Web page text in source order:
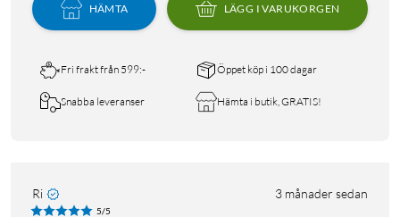
HÄMTA LÄGG I VARUKORGEN
Fri frakt från 599:- Öppet köp i 100 dagar
Snabba leveranser Hämta i butik, GRATIS!
Ri 3 månader sedan
5/5